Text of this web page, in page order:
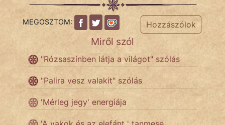
MEGOSZTOM: Hozzászólok
Miről szól
"Rózsaszínben látja a világot" szólás
"Palira vesz valakit" szólás
'Mérleg jegy' energiája